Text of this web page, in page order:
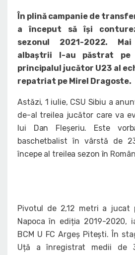
În plină campanie de
a început să își
sezonul 2021-2022.
albaștrii l-au păstrat pe
principalul jucător U23 al
repatriat pe Mirel Dragoste.
Astăzi, 1 iulie, CSU Sibiu a
de-al treilea jucător care va
lui Dan Fleșeriu. Este
baschetbalist în vârstă de
începe al treilea sezon în
Pivotul de 2,12 metri a jucat
Napoca în ediția 2019-2020,
BCM U FC Argeș Pitești. În
Uță a înregistrat medii de